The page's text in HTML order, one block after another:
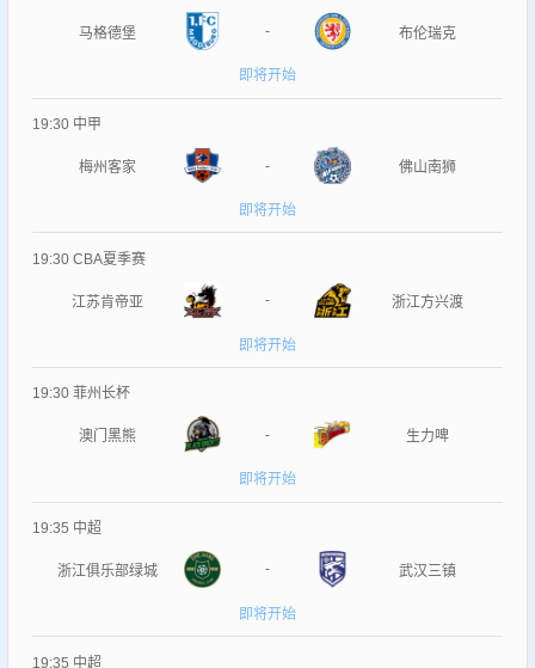
马格德堡 - 布伦瑞克
即将开始
19:30 中甲
梅州客家 - 佛山南狮
即将开始
19:30 CBA夏季赛
江苏肯帝亚 - 浙江方兴渡
即将开始
19:30 菲州长杯
澳门黑熊 - 生力啤
即将开始
19:35 中超
浙江俱乐部绿城 - 武汉三镇
即将开始
19:35 中超